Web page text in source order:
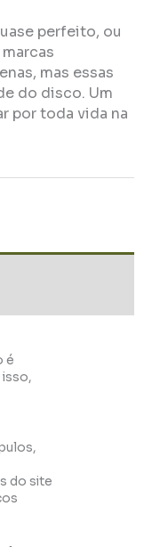
perfeito, ou
mas essas
do disco. Um
por toda vida na
é
do site